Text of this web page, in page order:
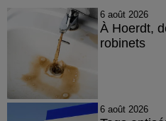
6 août 2026
À Hoerdt,
robinets
6 août 2026